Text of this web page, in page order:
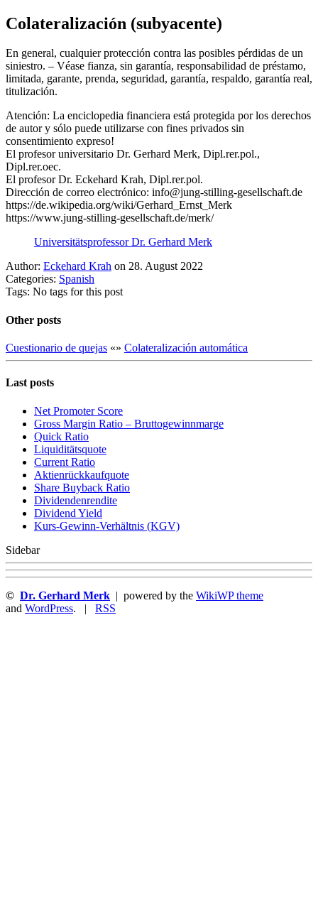
Colateralización (subyacente)
En general, cualquier protección contra las posibles pérdidas de un
siniestro. – Véase fianza, sin garantía, responsabilidad de préstamo,
limitada, garante, prenda, seguridad, garantía, respaldo, garantía real,
titulización.
Atención: La enciclopedia financiera está protegida por los derechos
de autor y sólo puede utilizarse con fines privados sin
consentimiento expreso!
El profesor universitario Dr. Gerhard Merk, Dipl.rer.pol.,
Dipl.rer.oec.
El profesor Dr. Eckehard Krah, Dipl.rer.pol.
Dirección de correo electrónico: info@jung-stilling-gesellschaft.de
https://de.wikipedia.org/wiki/Gerhard_Ernst_Merk
https://www.jung-stilling-gesellschaft.de/merk/
Universitätsprofessor Dr. Gerhard Merk
Author: Eckehard Krah on 28. August 2022
Categories: Spanish
Tags: No tags for this post
Other posts
Cuestionario de quejas «» Colateralización automática
Last posts
Net Promoter Score
Gro ss Margin Ratio – Bruttogewinnmarge
Quic k Ratio
Liquiditätsquote
Current Ratio
Aktienrückkaufquote
Sha re Buyback Ratio
Dividendenrendite
Dividend Yield
Kurs-Gewinn-Verhältnis (KGV)
Sidebar
© Dr. Gerhard Merk | powered by the WikiWP theme
and WordPress. | RSS